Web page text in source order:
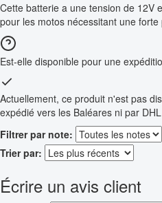
Cette batterie a une tension de 12V
pour les motos nécessitant une
Est-elle disponible pour une
Actuellement, ce produit n'est pas
expédié vers les Baléares ni par
Filtrer par note:
Trier par:
Écrire un avis client